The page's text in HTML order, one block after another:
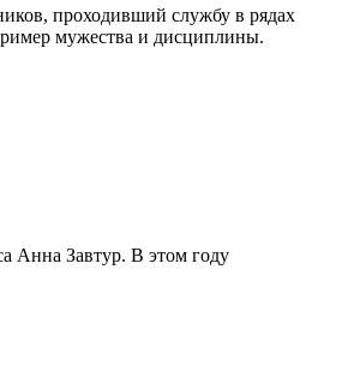
проходивший службу в рядах
мужества и дисциплины.
Анна Завтур. В этом году